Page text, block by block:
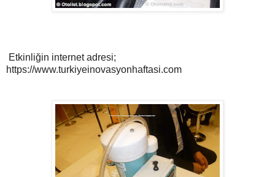
Etkinliğin internet adresi;
https://www.turkiyeinovasyonhaftasi.com